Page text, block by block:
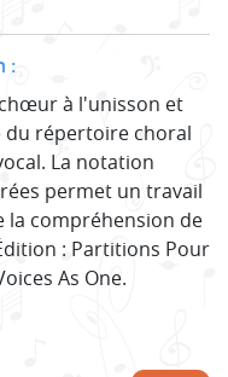
:
à l'unisson et
du répertoire choral
La notation
permet un travail
la compréhension de
: Partitions Pour
As One.